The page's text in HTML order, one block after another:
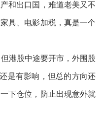
和出口国，难道老美又不
具、电影加税，真是一个
港股中途要开市，外围股
是有影响，但总的方向还
下仓位，防止出现意外就